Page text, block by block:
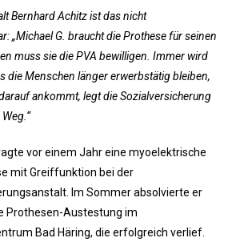
Bernhard Achitz ist das nicht
„Michael G. braucht die Prothese für seinen
muss sie die PVA bewilligen. Immer wird
die Menschen länger erwerbstätig bleiben,
ankommt, legt die Sozialversicherung
vor einem Jahr eine myoelektrische
mit Greiffunktion bei der
Im Sommer absolvierte er
Prothesen-Austestung im
Bad Häring, die erfolgreich verlief.